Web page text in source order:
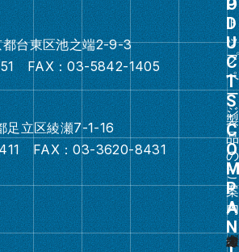
台東区池之端2-9-3
FAX：03-5842-1405
足立区綾瀬7-1-16
FAX：03-3620-8431
ト
ッ
プ
ペ
ー
ジ
ー
プ
リ
ン
ク
グ
ル
ー
プ
リ
ン
製
品
の
ご
案
内
オ
白
ス
カ
オ
タ
そ
綴